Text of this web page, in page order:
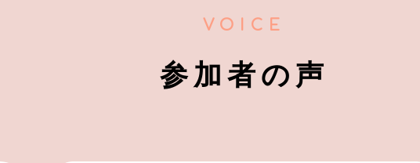
VOICE
参加者の声